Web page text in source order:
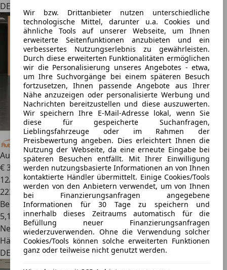
Wir bzw. Drittanbieter nutzen unterschiedliche
technologische Mittel, darunter u.a. Cookies und
ähnliche Tools auf unserer Webseite, um Ihnen
erweiterte Seitenfunktionen anzubieten und ein
verbessertes Nutzungserlebnis zu gewährleisten.
Durch diese erweiterten Funktionalitäten ermöglichen
wir die Personalisierung unseres Angebotes - etwa,
um Ihre Suchvorgänge bei einem späteren Besuch
fortzusetzen, Ihnen passende Angebote aus Ihrer
Nähe anzuzeigen oder personalisierte Werbung und
Nachrichten bereitzustellen und diese auszuwerten.
Wir speichern Ihre E-Mail-Adresse lokal, wenn Sie
diese für gespeicherte Suchanfragen,
Lieblingsfahrzeuge oder im Rahmen der
Preisbewertung angeben. Dies erleichtert Ihnen die
Nutzung der Webseite, da eine erneute Eingabe bei
späteren Besuchen entfällt. Mit Ihrer Einwilligung
werden nutzungsbasierte Informationen an von Ihnen
kontaktierte Händler übermittelt. Einige Cookies/Tools
werden von den Anbietern verwendet, um von Ihnen
bei Finanzierungsanfragen angegebene
Informationen für 30 Tage zu speichern und
innerhalb dieses Zeitraums automatisch für die
Befüllung neuer Finanzierungsanfragen
wiederzuverwenden. Ohne die Verwendung solcher
Cookies/Tools können solche erweiterten Funktionen
ganz oder teilweise nicht genutzt werden.
DE 01328
Audi A11.2 attraction*Klima*
€ 3.980
12/2012
223.000 km
Benzin
5,1 l/100 km (komb.)
Neu
Händler
DE 01328